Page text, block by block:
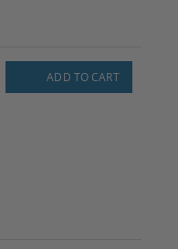
ADD TO CART